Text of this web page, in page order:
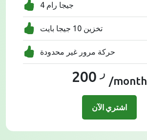
4 جيجا رام
تخزين 10 جيجا بايت
حركة مرور غير محدودة
ر
/month
اشتري الآن